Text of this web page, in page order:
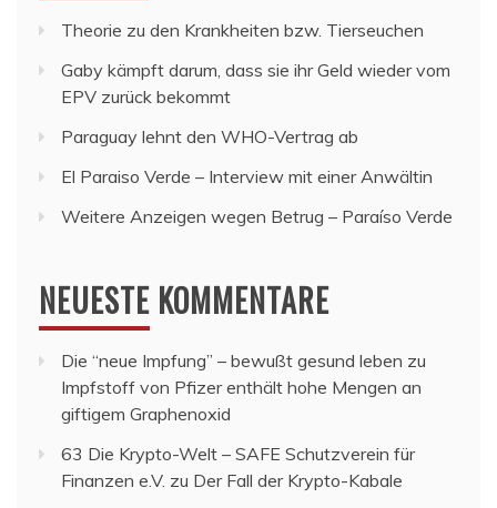
Theorie zu den Krankheiten bzw. Tierseuchen
Gaby kämpft darum, dass sie ihr Geld wieder vom
EPV zurück bekommt
Paraguay lehnt den WHO-Vertrag ab
El Paraiso Verde – Interview mit einer Anwältin
Weitere Anzeigen wegen Betrug – Paraíso Verde
NEUESTE KOMMENTARE
Die “neue Impfung” – bewußt gesund leben zu
Impfstoff von Pfizer enthält hohe Mengen an
giftigem Graphenoxid
63 Die Krypto-Welt – SAFE Schutzverein für
Finanzen e.V. zu Der Fall der Krypto-Kabale